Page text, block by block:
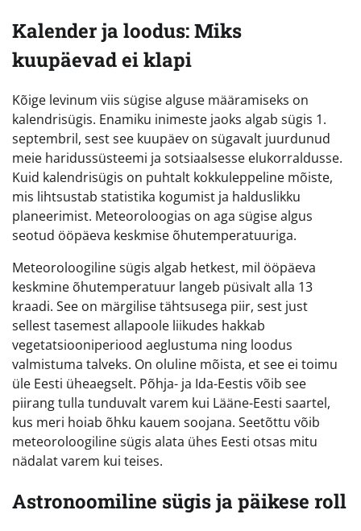
Kalender ja loodus: Miks
kuupäevad ei klapi
Kõige levinum viis sügise alguse määramiseks on
kalendrisügis. Enamiku inimeste jaoks algab sügis 1.
septembril, sest see kuupäev on sügavalt juurdunud
meie haridussüsteemi ja sotsiaalsesse elukorraldusse.
Kuid kalendrisügis on puhtalt kokkuleppeline mõiste,
mis lihtsustab statistika kogumist ja halduslikku
planeerimist. Meteoroloogias on aga sügise algus
seotud ööpäeva keskmise õhutemperatuuriga.
Meteoroloogiline sügis algab hetkest, mil ööpäeva
keskmine õhutemperatuur langeb püsivalt alla 13
kraadi. See on märgilise tähtsusega piir, sest just
sellest tasemest allapoole liikudes hakkab
vegetatsiooniperiood aeglustuma ning loodus
valmistuma talveks. On oluline mõista, et see ei toimu
üle Eesti üheaegselt. Põhja- ja Ida-Eestis võib see
piirang tulla tunduvalt varem kui Lääne-Eesti saartel,
kus meri hoiab õhku kauem soojana. Seetõttu võib
meteoroloogiline sügis alata ühes Eesti otsas mitu
nädalat varem kui teises.
Astronoomiline sügis ja päikese roll